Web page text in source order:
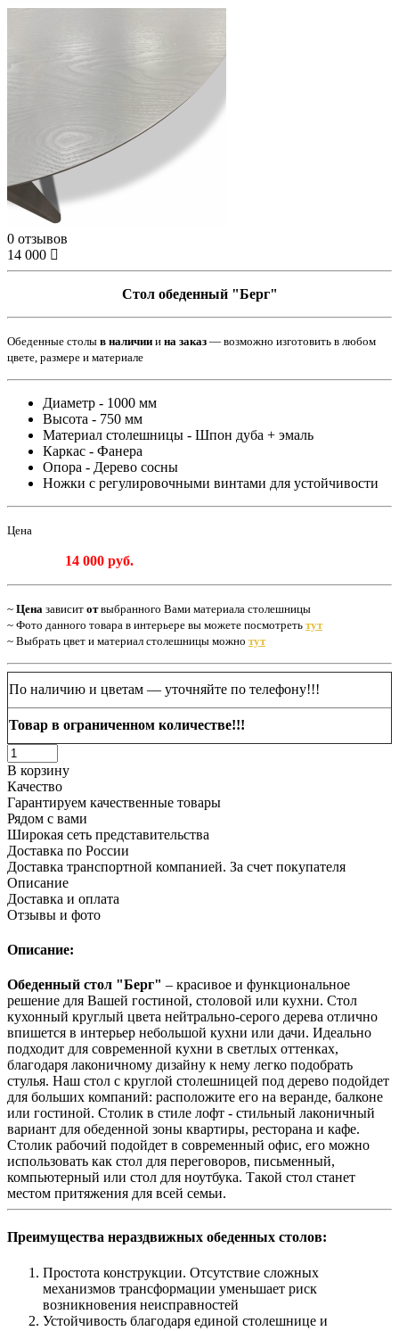
0 отзывов
14 000
Стол обеденный "Берг"
Обеденные столы в наличии и на заказ — возможно изготовить в любом
цвете, размере и материале
Диаметр - 1000 мм
Высота - 750 мм
Материал столешницы - Шпон дуба + эмаль
Каркас - Фанера
Опора - Дерево сосны
Ножки с регулировочными винтами для устойчивости
Цена
14 000 руб.
~ Цена зависит отвыбранного Вами материала столешницы
~ Фото данного товара в интерьере вы можете посмотреть тут
~ Выбрать цвет и материал столешницы можно тут
По наличию и цветам — уточняйте по телефону!!!
Товар в ограниченном количестве!!!
В корзину
Качество
Гарантируем качественные товары
Рядом с вами
Широкая сеть представительства
Доставка по России
Доставка транспортной компанией. За счет покупателя
Описание
Доставка и оплата
Отзывы и фото
Описание:
Обеденный стол "Берг" – красивое и функциональное
решение для Вашей гостиной, столовой или кухни. Стол
кухонный круглый цвета нейтрально-серого дерева отлично
впишется в интерьер небольшой кухни или дачи. Идеально
подходит для современной кухни в светлых оттенках,
благодаря лаконичному дизайну к нему легко подобрать
стулья. Наш стол с круглой столешницей под дерево подойдет
для больших компаний: расположите его на веранде, балконе
или гостиной. Столик в стиле лофт - стильный лаконичный
вариант для обеденной зоны квартиры, ресторана и кафе.
Столик рабочий подойдет в современный офис, его можно
использовать как стол для переговоров, письменный,
компьютерный или стол для ноутбука. Такой стол станет
местом притяжения для всей семьи.
Преимущества нераздвижных обеденных столов:
Простота конструкции. Отсутствие сложных
механизмов трансформации уменьшает риск
возникновения неисправностей
Устойчивость благодаря единой столешнице и